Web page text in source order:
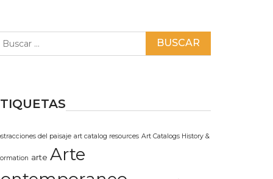
del paisaje art catalog resources Art Catalogs History &
arte Arte